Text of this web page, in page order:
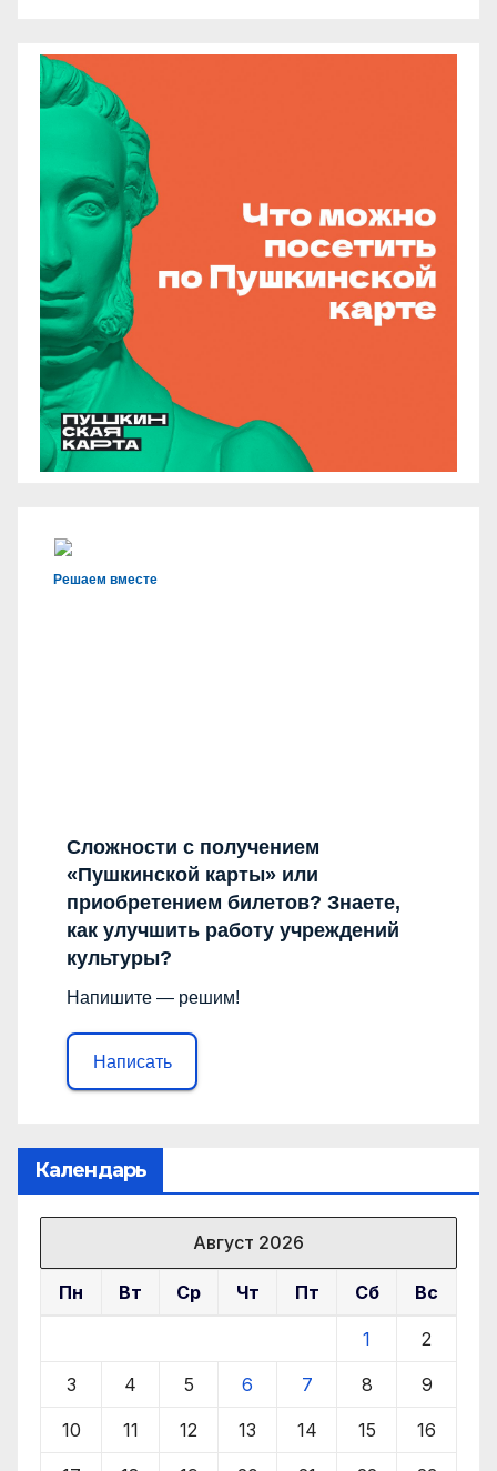
Решаем вместе
Сложности с получением
«Пушкинской карты» или
приобретением билетов? Знаете,
как улучшить работу учреждений
культуры?
Напишите — решим!
Написать
Календарь
Август 2026
Пн Вт Ср Чт Пт Сб Вс
1 2
3 4 5 6 7 8 9
10 11 12 13 14 15 16